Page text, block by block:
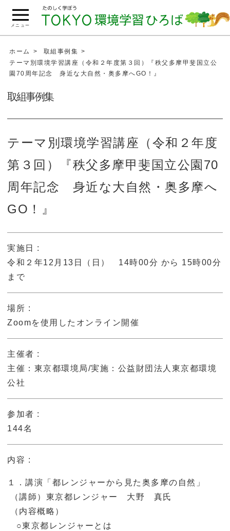
ペ
本
へ
メニュー
ホーム
取組事例集
テーマ別環境学習講座（令和２年度第３回）『秩父多摩甲斐国立公
園70周年記念 身近な大自然・奥多摩へGO！』
取組事例集
テーマ別環境学習講座（令和２年度
第３回）『秩父多摩甲斐国立公園70
周年記念 身近な大自然・奥多摩へ
GO！』
実施日
令和２年12月13日（日） 14時00分 から 15時00分
まで
場所
Zoomを使用したオンライン開催
主催者
主催：東京都環境局/実施：公益財団法人東京都環境
公社
参加者
144名
内容
１．講演「都レンジャーから見た奥多摩の自然」
（講師）東京都レンジャー 大野 真氏
（内容概略）
○東京都レンジャーとは